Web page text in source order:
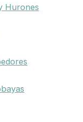
Hurones